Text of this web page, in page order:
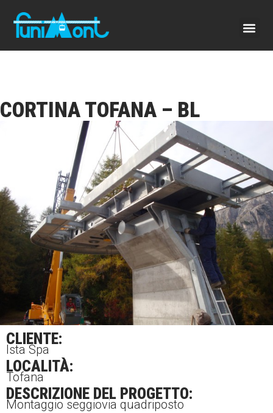
CORTINA TOFANA – BL
CLIENTE:
Ista Spa
LOCALITÀ:
Tofana
DESCRIZIONE DEL PROGETTO:
Montaggio seggiovia quadriposto